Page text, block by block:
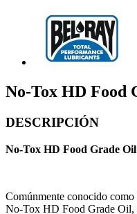
No-Tox HD Food
DESCRIPCIÓN
No-Tox HD Food Grade
Comúnmente conocido
No-Tox HD Food Grade Oil,